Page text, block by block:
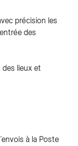
précision les
des
des lieux et
à la Poste